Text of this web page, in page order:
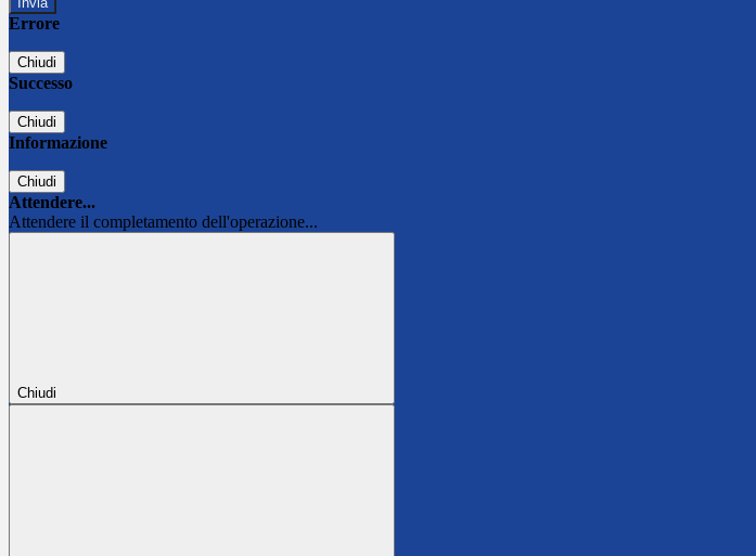
Errore
Chiudi
Successo
Chiudi
Informazione
Chiudi
Attendere...
Attendere il completamento dell'operazione...
Chiudi